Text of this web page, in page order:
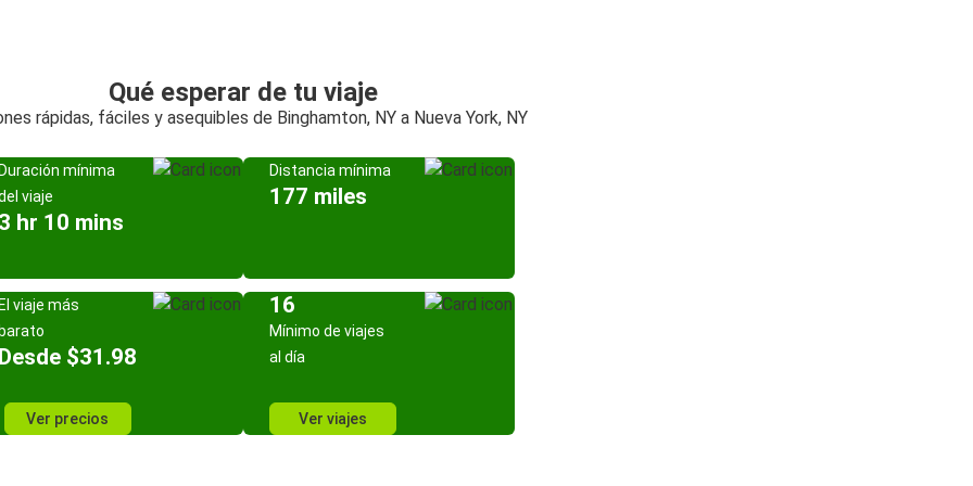
Qué esperar de tu viaje
rápidas, fáciles y asequibles de Binghamton, NY a Nueva York, NY
Duración mínima
viaje
3 hr 10 mins
Distancia mínima
177 miles
El viaje más
barato
Desde $31.98
Ver precios
16
Mínimo de viajes
al día
Ver viajes